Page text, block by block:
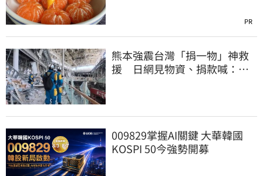
PR
熊本強震台灣「捐一物」神救
援 日網見物資、捐款喊：給
009829掌握AI關鍵 大華韓國
KOSPI 50今強勢開募